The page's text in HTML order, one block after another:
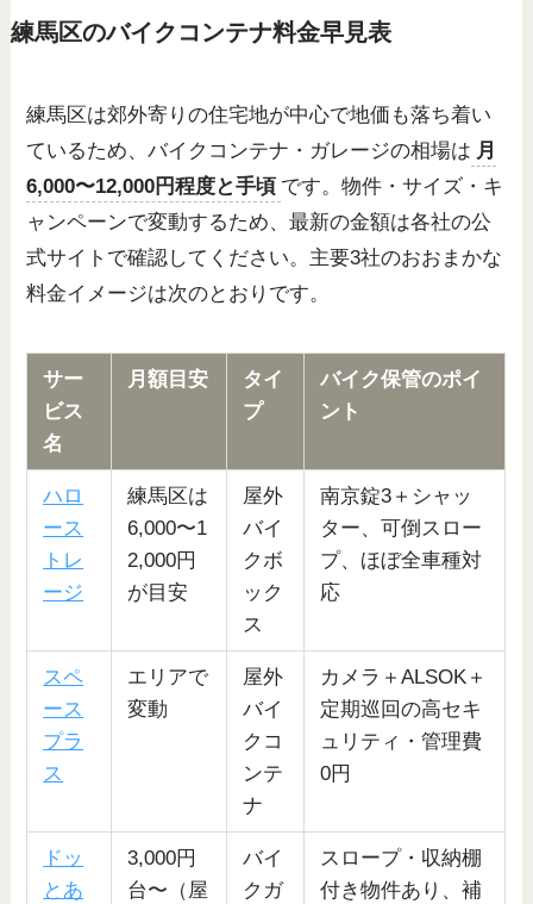
練馬区のバイクコンテナ料金早見表
練馬区は郊外寄りの住宅地が中心で地価も落ち着い
ているため、バイクコンテナ・ガレージの相場は 月
6,000〜12,000円程度と手頃 です。物件・サイズ・キ
ャンペーンで変動するため、最新の金額は各社の公
式サイトで確認してください。主要3社のおおまかな
料金イメージは次のとおりです。
サー
ビス
名
月額目安
タイ
プ
バイク保管のポイ
ント
ハロ
ース
トレ
ージ
練馬区は
6,000〜1
2,000円
が目安
屋外
バイ
クボ
ック
ス
南京錠3＋シャッ
ター、可倒スロー
プ、ほぼ全車種対
応
スペ
ース
プラ
ス
エリアで
変動
屋外
バイ
クコ
ンテ
ナ
カメラ＋ALSOK＋
定期巡回の高セキ
ュリティ・管理費
0円
ドッ
とあ
3,000円
台〜（屋
バイ
クガ
スロープ・収納棚
付き物件あり、補